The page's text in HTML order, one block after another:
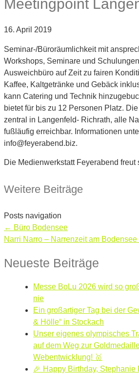
Meetingpoint
16. April 2019
Seminar-/Büroräumlichkeit mit
Workshops, Seminare und
Ausweichbüro auf Zeit zu fairen
Kaffee, Kaltgetränke und Gebäck
kann Catering und Technik
bietet für bis zu 12 Personen Platz.
zentral in Langenfeld- Richrath, alle
fußläufig erreichbar. Informationen
info@feyerabend.biz.
Die Medienwerkstatt Feyerabend freut
Weitere Beiträge
Posts navigation
← Büro Bodensee
Narri Narro – Narrenzeit am
Neueste Beiträge
Messe BoLu 2026 wird so
nie
Ein großartiger Tag bei der
& Hölle“ in Stockach
Unser eigenes olympisches
auf dem Weg zur
Webentwicklung! 🥇
🎉 Happy Birthday, Stephanie